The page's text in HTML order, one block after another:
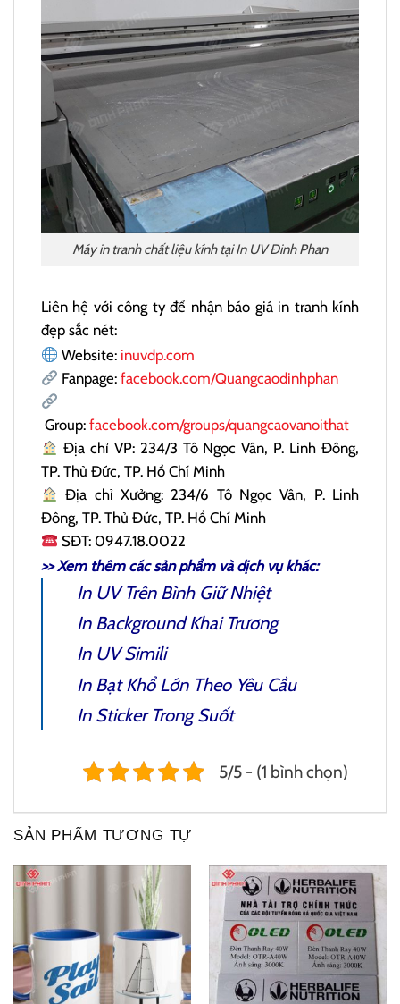
Máy in tranh chất liệu kính tại In UV Đinh Phan
Liên hệ với công ty để nhận báo giá in tranh kính
đẹp sắc nét:
Website: inuvdp.com
Fanpage: facebook.com/Quangcaodinhphan
Group: facebook.com/groups/quangcaovanoithat
Địa chỉ VP: 234/3 Tô Ngọc Vân, P. Linh Đông,
TP. Thủ Đức, TP. Hồ Chí Minh
Địa chỉ Xưởng: 234/6 Tô Ngọc Vân, P. Linh
Đông, TP. Thủ Đức, TP. Hồ Chí Minh
SĐT: 0947.18.0022
>> Xem thêm các sản phẩm và dịch vụ khác:
In UV Trên Bình Giữ Nhiệt
In Background Khai Trương
In UV Simili
In Bạt Khổ LớnTheo Yêu Cầu
In Sticker Trong Suốt
5/5 - (1 bình chọn)
SẢN PHẨM TƯƠNG TỰ